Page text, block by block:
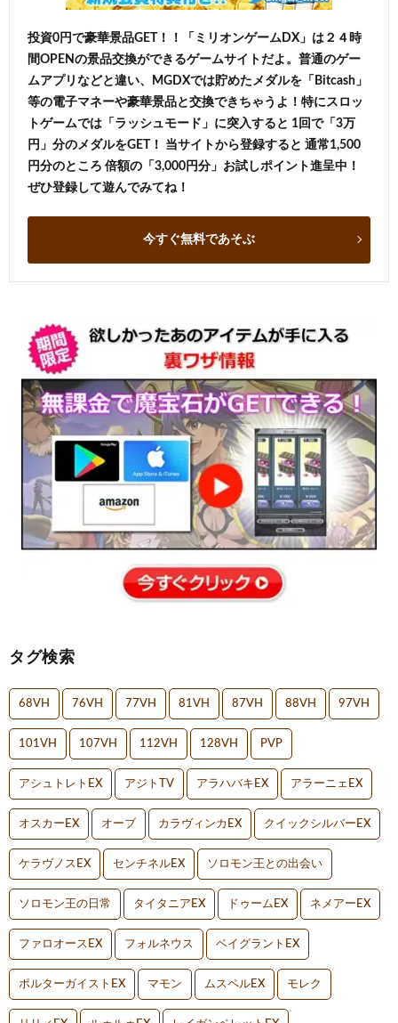
投資0円で豪華景品GET！！「ミリオンゲームDX」は２４時
間OPENの景品交換ができるゲームサイトだよ。普通のゲー
ムアプリなどと違い、MGDXでは貯めたメダルを「Bitcash」
等の電子マネーや豪華景品と交換できちゃうよ！特にスロッ
トゲームでは「ラッシュモード」に突入すると 1回で「3万
円」分のメダルをGET！ 当サイトから登録すると 通常1,500
円分のところ 倍額の「3,000円分」お試しポイント進呈中！
ぜひ登録して遊んでみてね！
今すぐ無料であそぶ
タグ検索
68VH 76VH 77VH 81VH 87VH 88VH 97VH
101VH 107VH 112VH 128VH PVP
アシュトレトEX アジトTV アラハバキEX アラーニェEX
オスカーEX オーブ カラヴィンカEX クイックシルバーEX
ケラヴノスEX センチネルEX ソロモン王との出会い
ソロモン王の日常 タイタニアEX ドゥームEX ネメアーEX
ファロオースEX フォルネウス ベイグラントEX
ポルターガイストEX マモン ムスペルEX モレク